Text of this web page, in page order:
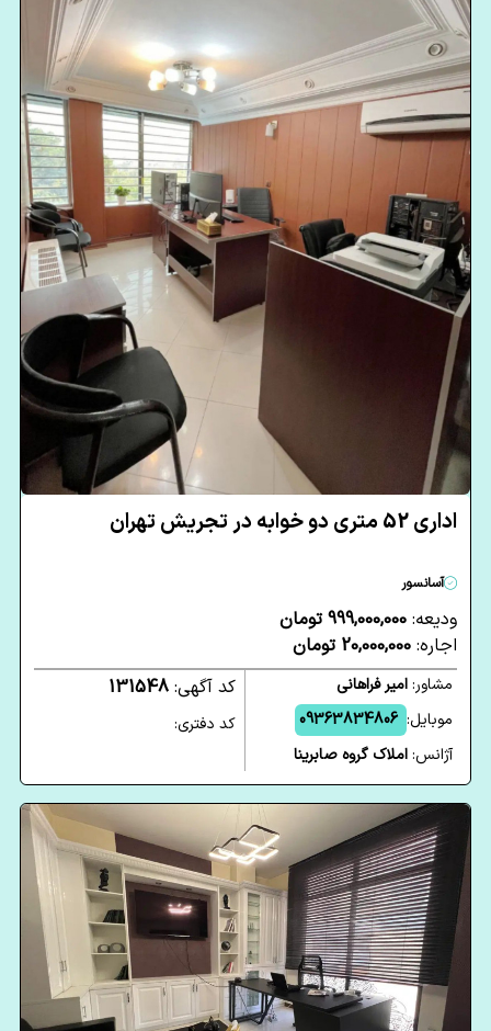
اداری 52 متری دو خوابه در تجریش تهران
آسانسور
ودیعه: 999,000,000 تومان
اجاره: 20,000,000 تومان
مشاور:امیر فراهانی
موبایل: 09363834806
آژانس:املاک گروه صابرینا
کد آگهی: 131548
کد دفتری: